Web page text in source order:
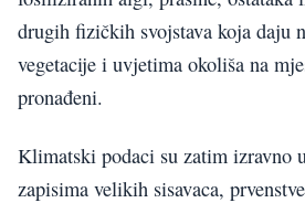
drugih fizičkih svojstava koja daju
vegetacije i uvjetima okoliša na
pronađeni.
Klimatski podaci su zatim izravno
zapisima velikih sisavaca,